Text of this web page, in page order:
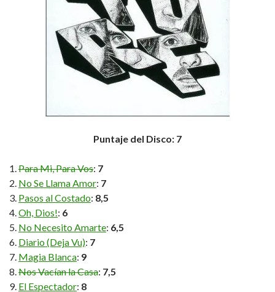
Puntaje del Disco: 7
Para Mi, Para Vos: 7
No Se Llama Amor: 7
Pasos al Costado: 8,5
Oh, Dios!: 6
No Necesito Amarte: 6,5
Diario (Deja Vu): 7
Magia Blanca: 9
Nos Vacían la Casa: 7,5
El Espectador: 8